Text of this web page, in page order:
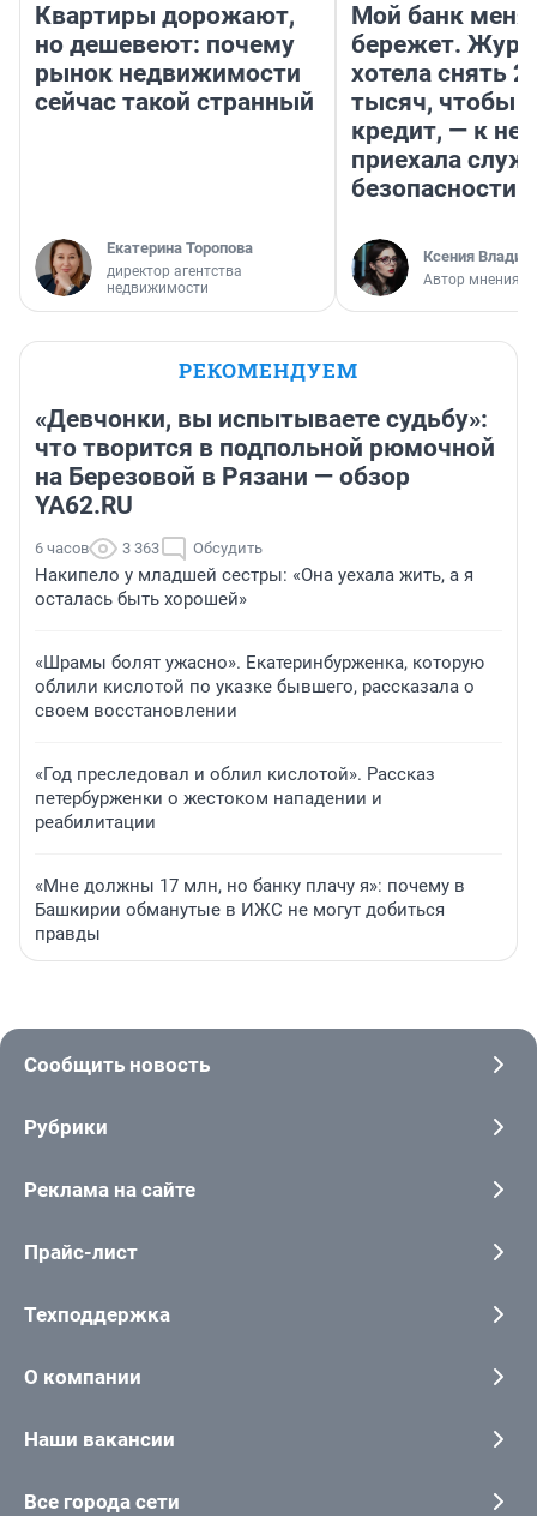
Квартиры дорожают,
но дешевеют: почему
рынок недвижимости
сейчас такой странный
Екатерина Торопова
директор агентства
недвижимости
Мой банк меня
бережет.
хотела снять
тысяч, чтобы
кредит, — к
приехала
безопасности
Ксения
Автор мнения
РЕКОМЕНДУЕМ
«Девчонки, вы испытываете судьбу»:
что творится в подпольной рюмочной
на Березовой в Рязани — обзор
YA62.RU
6 часов 3 363 Обсудить
Накипело у младшей сестры: «Она уехала жить, а я
осталась быть хорошей»
«Шрамы болят ужасно». Екатеринбурженка, которую
облили кислотой по указке бывшего, рассказала о
своем восстановлении
«Год преследовал и облил кислотой». Рассказ
петербурженки о жестоком нападении и
реабилитации
«Мне должны 17 млн, но банку плачу я»: почему в
Башкирии обманутые в ИЖС не могут добиться
правды
Сообщить новость
Рубрики
Реклама на сайте
Прайс-лист
Техподдержка
О компании
Наши вакансии
Все города сети